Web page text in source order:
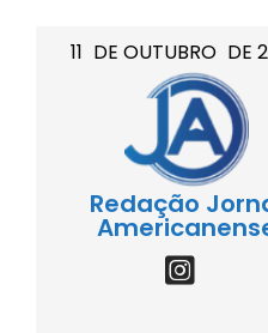
11 DEOUTUBRO DE
Redação